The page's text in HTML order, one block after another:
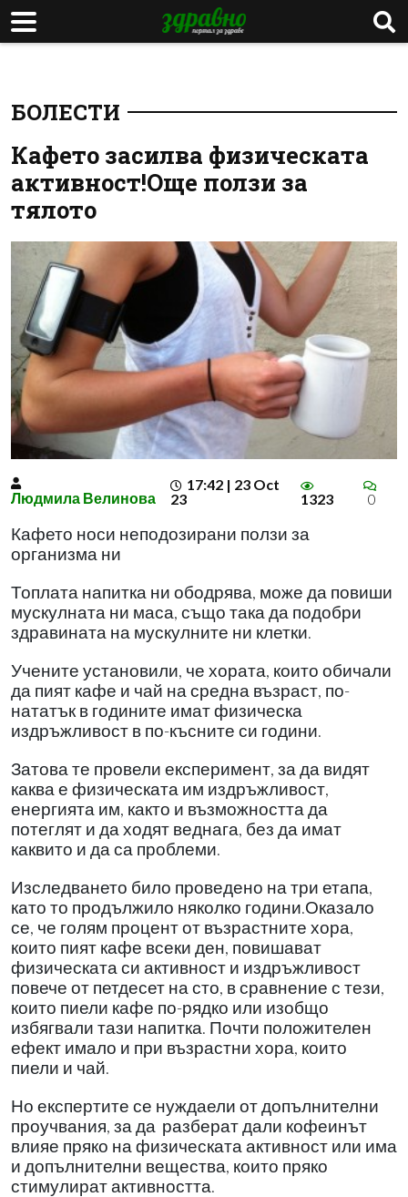
БОЛЕСТИ
Кафето засилва физическата
активност!Още ползи за
тялото
Людмила Велинова
17:42 | 23 Oct
23
1323 0
Кафето носи неподозирани ползи за
организма ни
Топлата напитка ни ободрява, може да повиши
мускулната ни маса, също така да подобри
здравината на мускулните ни клетки.
Учените установили, че хората, които обичали
да пият кафе и чай на средна възраст, по-
нататък в годините имат физическа
издръжливост в по-късните си години.
Затова те провели експеримент, за да видят
каква е физическата им издръжливост,
енергията им, както и възможността да
потеглят и да ходят веднага, без да имат
каквито и да са проблеми.
Изследването било проведено на три етапа,
като то продължило няколко години.Оказало
се, че голям процент от възрастните хора,
които пият кафе всеки ден, повишават
физическата си активност и издръжливост
повече от петдесет на сто, в сравнение с тези,
които пиели кафе по-рядко или изобщо
избягвали тази напитка. Почти положителен
ефект имало и при възрастни хора, които
пиели и чай.
Но експертите се нуждаели от допълнителни
проучвания, за да разберат дали кофеинът
влияе пряко на физическата активност или има
и допълнителни вещества, които пряко
стимулират активността.